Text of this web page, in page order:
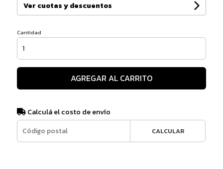
Ver cuotas y descuentos
Cantidad
AGREGAR AL CARRITO
Calculá el costo de envío
CALCULAR